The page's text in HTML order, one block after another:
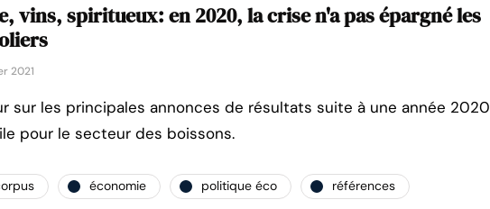
vins, spiritueux: en 2020, la crise n'a pas épargné les
2021
sur les principales annonces de résultats suite à une année 2020
pour le secteur des boissons.
économie politique éco références